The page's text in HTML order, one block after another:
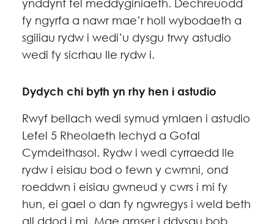
ynddynt fel meddyginiaeth. Dechreuodd
fy ngyrfa a nawr mae’r holl wybodaeth a
sgiliau rydw i wedi’u dysgu trwy astudio
wedi fy sicrhau lle rydw i.
Dydych chi byth yn rhy hen i astudio
Rwyf bellach wedi symud ymlaen i astudio
Lefel 5 Rheolaeth Iechyd a Gofal
Cymdeithasol. Rydw i wedi cyrraedd lle
rydw i eisiau bod o fewn y cwmni, ond
roeddwn i eisiau gwneud y cwrs i mi fy
hun, ei gael o dan fy ngwregys i weld beth
all ddod i mi. Mae amser i ddysgu bob